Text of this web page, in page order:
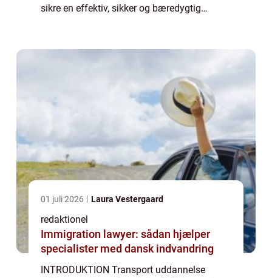
sikre en effektiv, sikker og bæredygtig
01 juli 2026 Laura Vestergaard
redaktionel
Immigration lawyer: sådan hjælper
specialister med dansk indvandring
INTRODUKTION Transport uddannelse